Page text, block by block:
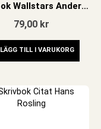
Skrivbok Wallstars Anderstorp
79,00 kr
LÄGG TILL I VARUKORG